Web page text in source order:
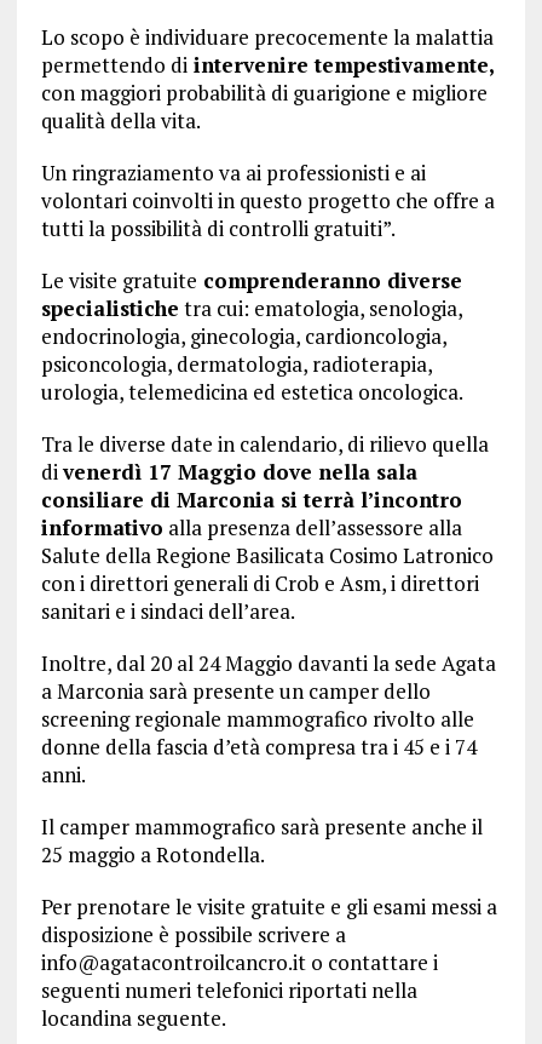
Lo scopo è individuare precocemente la malattia
permettendo diintervenire tempestivamente,
con maggiori probabilità di guarigione e migliore
qualità della vita.
Un ringraziamento va ai professionisti e ai
volontari coinvolti in questo progetto che offre a
tutti la possibilità di controlli gratuiti”.
Le visite gratuite comprenderanno diverse
specialistiche tra cui: ematologia, senologia,
endocrinologia, ginecologia, cardioncologia,
psiconcologia, dermatologia, radioterapia,
urologia, telemedicina ed estetica oncologica.
Tra le diverse date in calendario, di rilievo quella
divenerdì 17 Maggio dove nella sala
consiliare di Marconia si terrà l’incontro
informativo alla presenza dell’assessore alla
Salute della Regione Basilicata Cosimo Latronico
con i direttori generali di Crob e Asm, i direttori
sanitari e i sindaci dell’area.
Inoltre, dal 20 al 24 Maggio davanti la sede Agata
a Marconia sarà presente un camper dello
screening regionale mammografico rivolto alle
donne della fascia d’età compresa tra i 45 e i 74
anni.
Il camper mammografico sarà presente anche il
25 maggio a Rotondella.
Per prenotare le visite gratuite e gli esami messi a
disposizione è possibile scrivere a
info@agatacontroilcancro.it o contattare i
seguenti numeri telefonici riportati nella
locandina seguente.